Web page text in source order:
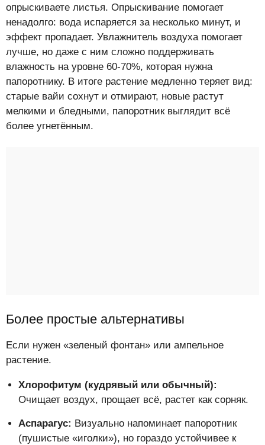
опрыскиваете листья. Опрыскивание помогает
ненадолго: вода испаряется за несколько минут, и
эффект пропадает. Увлажнитель воздуха помогает
лучше, но даже с ним сложно поддерживать
влажность на уровне 60-70%, которая нужна
папоротнику. В итоге растение медленно теряет вид:
старые вайи сохнут и отмирают, новые растут
мелкими и бледными, папоротник выглядит всё
более угнетённым.
Более простые альтернативы
Если нужен «зеленый фонтан» или ампельное
растение.
Хлорофитум (кудрявый или обычный):
Очищает воздух, прощает всё, растет как сорняк.
Аспарагус: Визуально напоминает папоротник
(пушистые «иголки»), но гораздо устойчивее к